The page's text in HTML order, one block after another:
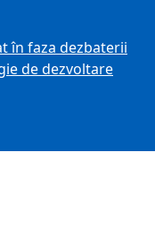
în faza dezbaterii
de dezvoltare